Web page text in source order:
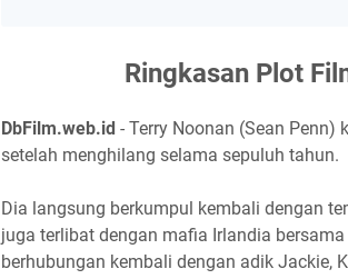
Ringkasan Plot
DbFilm.web.id - Terry Noonan (Sean Penn)
setelah menghilang selama sepuluh tahun.
Dia langsung berkumpul kembali dengan
juga terlibat dengan mafia Irlandia
berhubungan kembali dengan adik Jackie,